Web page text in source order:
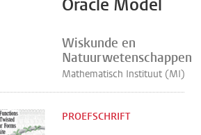
Oracle Model
Wiskunde en
Natuurwetenschappen
Mathematisch Instituut (MI)
PROEFSCHRIFT